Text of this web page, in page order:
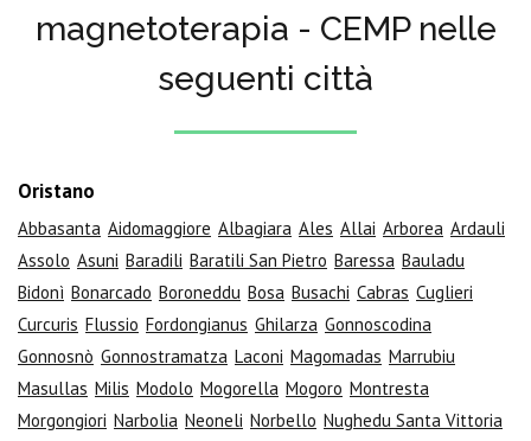
magnetoterapia - CEMP nelle
seguenti città
Oristano
Abbasanta Aidomaggiore Albagiara Ales Allai Arborea Ardauli
Assolo Asuni Baradili Baratili San Pietro Baressa Bauladu
Bidonì Bonarcado Boroneddu Bosa Busachi Cabras Cuglieri
Curcuris Flussio Fordongianus Ghilarza Gonnoscodina
Gonnosnò Gonnostramatza Laconi Magomadas Marrubiu
Masullas Milis Modolo Mogorella Mogoro Montresta
Morgongiori Narbolia Neoneli Norbello Nughedu Santa Vittoria